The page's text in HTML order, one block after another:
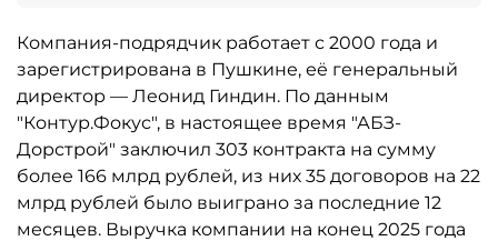
Компания-подрядчик работает с 2000 года и
зарегистрирована в Пушкине, её генеральный
директор — Леонид Гиндин. По данным
"Контур.Фокус", в настоящее время "АБЗ-
Дорстрой" заключил 303 контракта на сумму
более 166 млрд рублей, из них 35 договоров на 22
млрд рублей было выиграно за последние 12
месяцев. Выручка компании на конец 2025 года